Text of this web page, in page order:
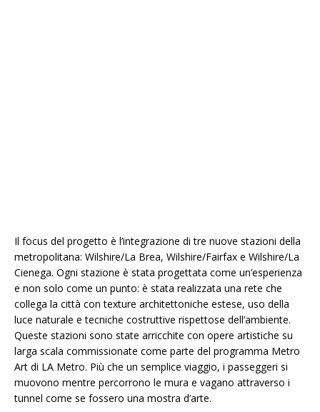
Il focus del progetto è l’integrazione di tre nuove stazioni della
metropolitana: Wilshire/La Brea, Wilshire/Fairfax e Wilshire/La
Cienega. Ogni stazione è stata progettata come un’esperienza
e non solo come un punto: è stata realizzata una rete che
collega la città con texture architettoniche estese, uso della
luce naturale e tecniche costruttive rispettose dell’ambiente.
Queste stazioni sono state arricchite con opere artistiche su
larga scala commissionate come parte del programma Metro
Art di LA Metro. Più che un semplice viaggio, i passeggeri si
muovono mentre percorrono le mura e vagano attraverso i
tunnel come se fossero una mostra d’arte.